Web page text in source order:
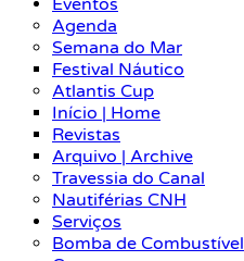
Eventos
Agenda
Semana do Mar
Festival Náutico
Atlantis Cup
Início | Home
Revistas
Arquivo | Archive
Travessia do Canal
Nautiférias CNH
Serviços
Bomba de Combustível